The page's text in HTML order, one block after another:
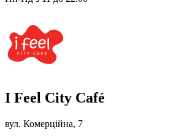
I Feel City Café
вул. Комерційна, 7